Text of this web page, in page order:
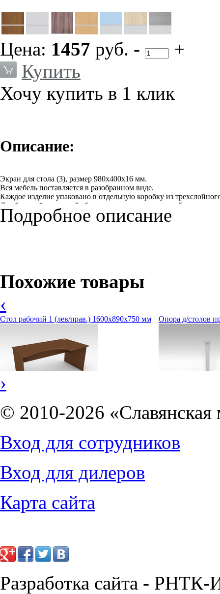
Цена: 1457 руб. -
+
Купить
Хочу купить в 1 клик
Описание:
Экран для стола (3), размер 980х400х16 мм.
Вся мебель поставляется в разобранном виде.
Каждое изделие упаковано в отдельную коробку из
Для быстрой и простой сборки, в соединении деталей
Подробное описание
Похожие товары
‹
Стол рабочий 1 (лев/прав.) 1600х890х750 мм Опора д/столов
›
© 2010-2026 «Славянская
Вход для сотрудников
Вход для дилеров
Карта сайта
Разработка сайта - РНТК-